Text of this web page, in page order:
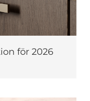
för 2026